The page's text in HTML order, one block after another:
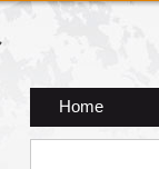
Home